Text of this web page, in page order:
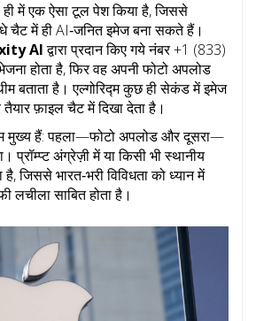
में एक ऐसा टूल पेश किया है, जिससे
चैट में ही AI‑जनित इमेज बना सकते हैं।
AIद्वारा प्रदान किए गये नंबर +1 (833)
होता है, फिर वह अपनी फोटो अपलोड
बताता है। एल्गोरिद्म कुछ ही सेकंड में इमेज
फ़ाइल चैट में दिखा देता है।
मुख्य हैं: पहला—फोटो अपलोड और दूसरा—
प्रॉम्प्ट अंग्रेज़ी में या किसी भी स्थानीय
जिससे भारत‑भरी विविधता को ध्यान में
लचीला साबित होता है।